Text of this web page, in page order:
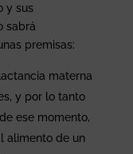
y sus
sabrá
premisas:
materna
y por lo tanto
ese momento,
alimento de un